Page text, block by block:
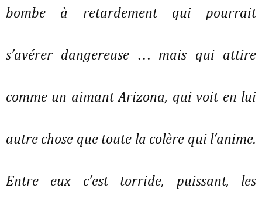
bombe à retardement qui pourrait
s’avérer dangereuse … mais qui attire
comme un aimant Arizona, qui voit en lui
autre chose que toute la colère qui l’anime.
Entre eux c’est torride, puissant, les